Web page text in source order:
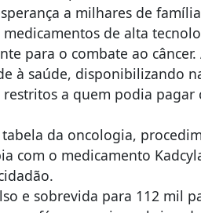
a milhares de
de alta
para o combate ao
à saúde, disponibilizando
a quem podia
tabela da oncologia,
com o medicamento
e sobrevida para 112 mil